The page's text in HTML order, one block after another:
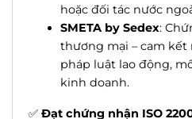
hoặc đối tác nước
SMETA by Sedex:
thương mại – cam
pháp luật lao động,
kinh doanh.
✅ Đạt chứng nhận ISO